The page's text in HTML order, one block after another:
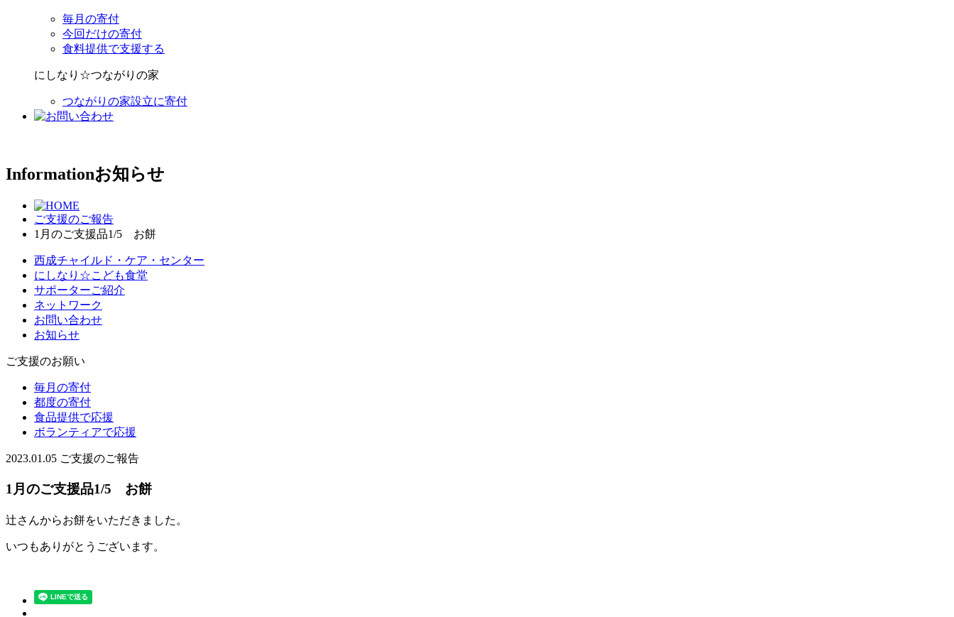
毎月の寄付
今回だけの寄付
食料提供で支援する
にしなり☆つながりの家
つながりの家設立に寄付
Informationお知らせ
ご支援のご報告
1月のご支援品1/5 お餅
西成チャイルド・ケア・センター
にしなり☆こども食堂
サポーターご紹介
ネットワーク
お問い合わせ
お知らせ
ご支援のお願い
毎月の寄付
都度の寄付
食品提供で応援
ボランティアで応援
2023.01.05 ご支援のご報告
1月のご支援品1/5 お餅
辻さんからお餅をいただきました。
いつもありがとうございます。